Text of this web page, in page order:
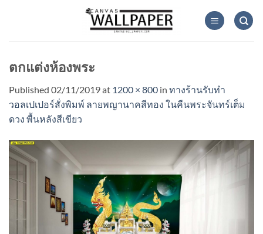
ตกแต่งห้องพระ
Published 02/11/2019at 1200 × 800 in ทางร้านรับทำ
วอลเปเปอร์สั่งพิมพ์ ลายพญานาคสีทอง ในคืนพระจันทร์เต็ม
ดวง พื้นหลังสีเขียว